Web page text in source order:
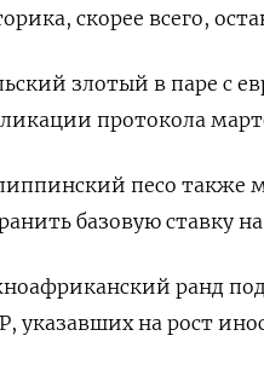
скорее всего,
злотый в паре с
протокола
песо также
базовую ставку
ранд
указавших на рост